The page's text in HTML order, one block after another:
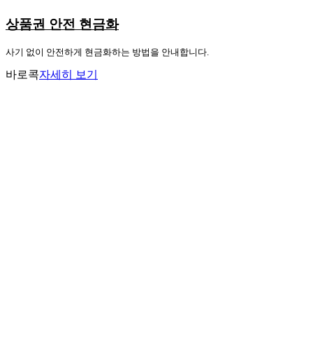
상품권 안전 현금화
사기 없이 안전하게 현금화하는 방법을 안내합니다.
바로콕자세히 보기